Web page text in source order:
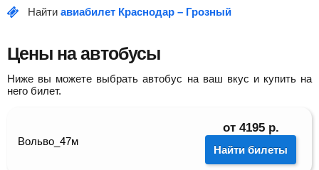
Найти авиабилет Краснодар – Грозный
Цены на автобусы
Ниже вы можете выбрать автобус на ваш вкус и купить на
него билет.
Вольво_47м
от 4195 р.
Найти билеты